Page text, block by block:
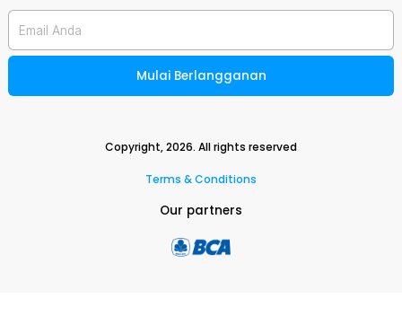
Email Anda
Mulai Berlangganan
Copyright,2026. All rights reserved
Terms & Conditions
Our partners